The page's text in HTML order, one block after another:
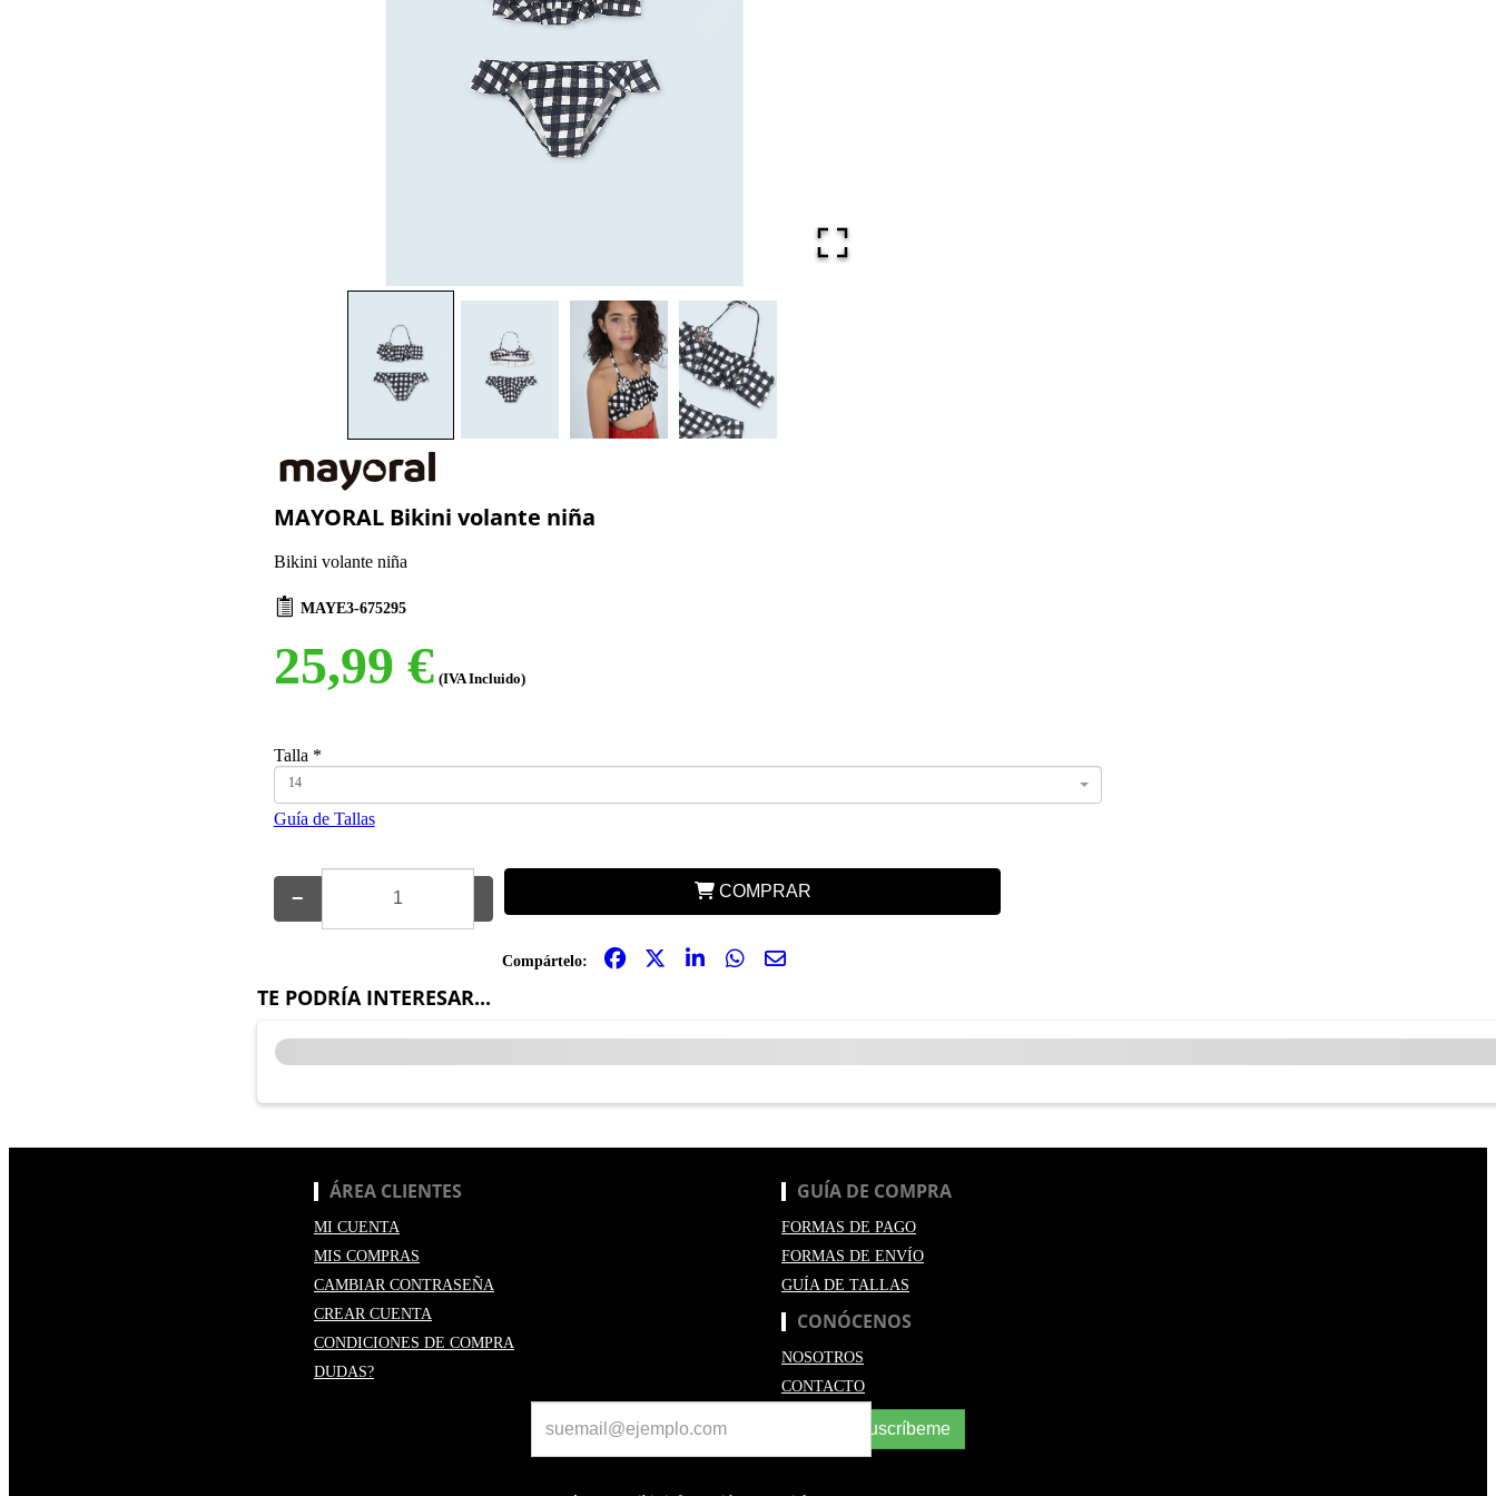
MAYORAL Bikini volante niña
Bikini volante niña
MAYE3-675295
25,99 € (IVA Incluido)
Talla *
14
Guía de Tallas
− COMPRAR
Compártelo:
TE PODRÍA INTERESAR...
ÁREA CLIENTES
MI CUENTA
MIS COMPRAS
CAMBIAR CONTRASEÑA
CREAR CUENTA
CONDICIONES DE COMPRA
DUDAS?
GUÍA DE COMPRA
FORMAS DE PAGO
FORMAS DE ENVÍO
GUÍA DE TALLAS
CONÓCENOS
NOSOTROS
CONTACTO
Suscríbeme